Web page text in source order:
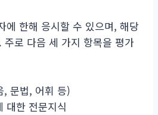
에 한해 응시할 수 있으며, 해당
주로 다음 세 가지 항목을 평가
, 문법, 어휘 등)
대한 전문지식